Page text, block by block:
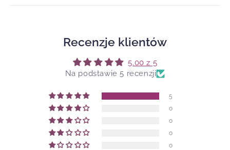
Recenzje klientów
5.00 z 5
Na podstawie 5 recenzji
5
0
0
0
0